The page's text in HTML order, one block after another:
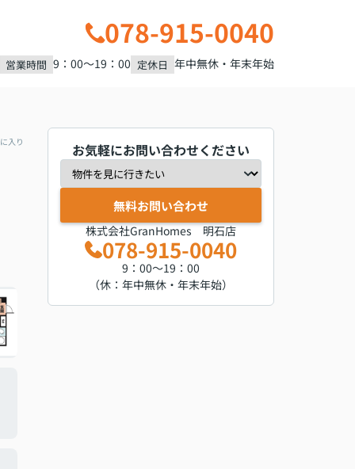
078-915-0040
営業時間 9：00～19：00 定休日 年中無休・年末年始
入り お気軽にお問い合わせください
無料お問い合わせ
株式会社GranHomes 明石店
078-915-0040
9：00～19：00
（休：年中無休・年末年始）